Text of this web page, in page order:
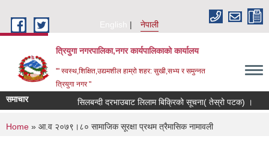
English
नेपाली
त्रियुगा नगरपालिका,नगर कार्यपालिकाको कार्यालय
'" स्वस्थ,शिक्षित,उद्यमशील हाम्रो शहर: सुखी,सभ्य र समुन्नत
त्रियुगा नगर "
समाचार सिलबन्दी दरभाउबाट लिलाम बिक्रिको सूचना( तेस्रो पटक) ।
You are here
Home » आ.व २०७९।८० सामाजिक सूरक्षा प्रथम त्रैमासिक नामावली